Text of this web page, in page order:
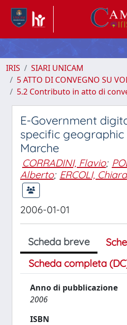
IRIS
SIARI UNICAM
5 ATTO DI CONVEGNO SU
5.2 Contributo in atto di
E-Government
specific geographic
Marche
CORRADINI, Flavio;
Alberto; ERCOLI, Chiara
2006-01-01
Scheda breve
Scheda completa
Anno di pubblicazione
2006
ISBN